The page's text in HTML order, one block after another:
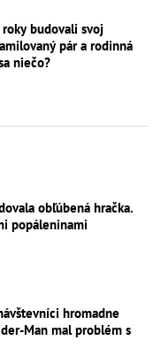
budovali svoj
pár a rodinná
niečo?
obľúbená hračka.
popáleninami
hromadne
Man mal problém s